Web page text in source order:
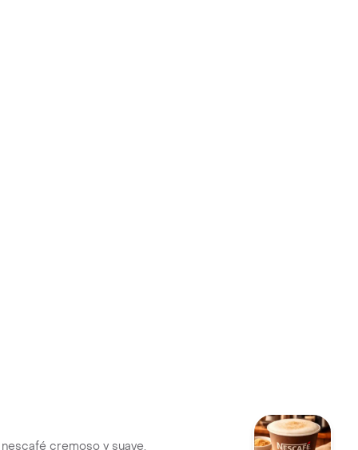
nescafé cremoso y suave,